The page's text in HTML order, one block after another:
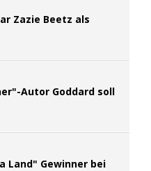
Zazie Beetz als
Autor Goddard soll
Land" Gewinner bei